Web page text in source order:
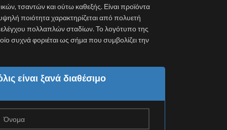
τσαντών και ούτω καθεξής. Είναι προϊόντα
ποιότητα χαρακτηρίζεται από πολυετή
πολλαπλών σταδίων. Το λογότυπο της
συχνά φοριέται ως σήμα που συμβολίζει την
είναι ξανά διαθέσιμο